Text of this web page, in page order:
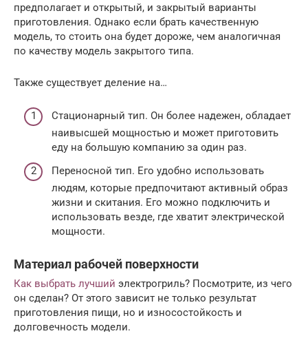
предполагает и открытый, и закрытый варианты
приготовления. Однако если брать качественную
модель, то стоить она будет дороже, чем аналогичная
по качеству модель закрытого типа.
Также существует деление на…
Стационарный тип. Он более надежен, обладает
наивысшей мощностью и может приготовить
еду на большую компанию за один раз.
Переносной тип. Его удобно использовать
людям, которые предпочитают активный образ
жизни и скитания. Его можно подключить и
использовать везде, где хватит электрической
мощности.
Материал рабочей поверхности
Как выбрать лучший электрогриль? Посмотрите, из чего
он сделан? От этого зависит не только результат
приготовления пищи, но и износостойкость и
долговечность модели.